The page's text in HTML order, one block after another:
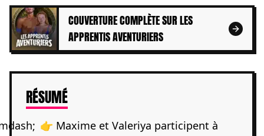
COUVERTURE COMPLÈTE SUR LES
APPRENTIS AVENTURIERS
RÉSUMÉDE L'ARTICLE
👉 Maxime et Valeriya participent à